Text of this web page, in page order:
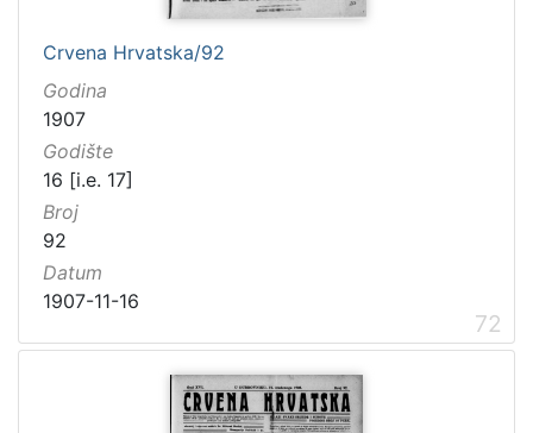
Crvena Hrvatska/92
Godina
1907
Godište
16 [i.e. 17]
Broj
92
Datum
1907-11-16
72